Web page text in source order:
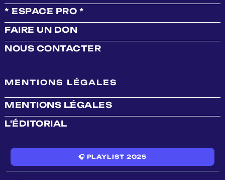
* ESPACE PRO *
FAIRE UN DON
NOUS CONTACTER
MENTIONS LÉGALES
MENTIONS LÉGALES
L'ÉDITORIAL
🎧 PLAYLIST 2025